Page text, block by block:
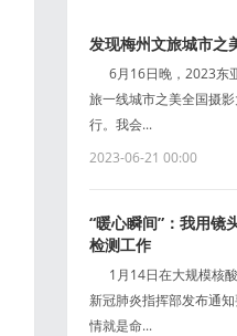
发现梅州文旅城市之
6月16日晚，2023东
旅一线城市之美全国摄
行。我会...
2023-06-21 00:00
“暖心瞬间”：我用镜
检测工作
1月14日在大规模核酸
新冠肺炎指挥部发布通
情就是命...